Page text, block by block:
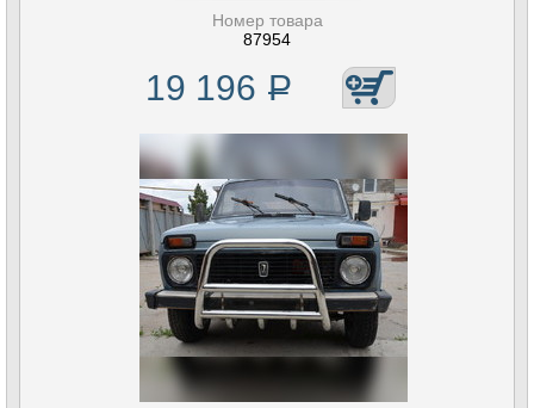
Номер товара
87954
19 196 Р